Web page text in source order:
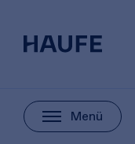
Menü